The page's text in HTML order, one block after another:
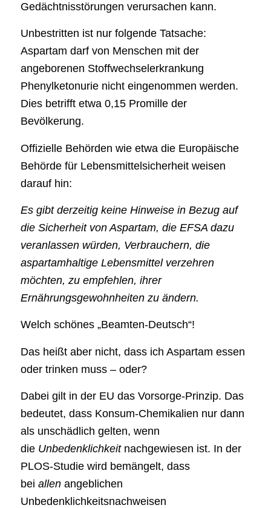
Gedächtnisstörungen verursachen kann.
Unbestritten ist nur folgende Tatsache:
Aspartam darf von Menschen mit der
angeborenen Stoffwechselerkrankung
Phenylketonurie nicht eingenommen werden.
Dies betrifft etwa 0,15 Promille der
Bevölkerung.
Offizielle Behörden wie etwa die Europäische
Behörde für Lebensmittelsicherheit weisen
darauf hin:
Es gibt derzeitig keine Hinweise in Bezug auf
die Sicherheit von Aspartam, die EFSA dazu
veranlassen würden, Verbrauchern, die
aspartamhaltige Lebensmittel verzehren
möchten, zu empfehlen, ihrer
Ernährungsgewohnheiten zu ändern.
Welch schönes „Beamten-Deutsch“!
Das heißt aber nicht, dass ich Aspartam essen
oder trinken muss – oder?
Dabei gilt in der EU das Vorsorge-Prinzip. Das
bedeutet, dass Konsum-Chemikalien nur dann
als unschädlich gelten, wenn
die Unbedenklichkeitnachgewiesen ist. In der
PLOS-Studie wird bemängelt, dass
bei allenangeblichen
Unbedenklichkeitsnachweisen